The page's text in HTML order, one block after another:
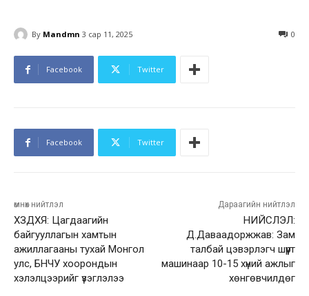
By Mandmn 3 сар 11, 2025 0
Facebook Twitter
Facebook Twitter
өмнөх нийтлэл
ХЗДХЯ: Цагдаагийн
байгууллагын хамтын
ажиллагааны тухай Монгол
улс, БНЧУ хоорондын
хэлэлцээрийг үзэглэлээ
Дараагийн нийтлэл
НИЙСЛЭЛ:
Д.Даваадоржжав: Зам
талбай цэвэрлэгч шүүрт
машинаар 10-15 хүний ажлыг
хөнгөвчилдөг